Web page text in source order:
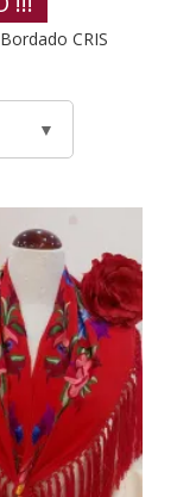
CRIS